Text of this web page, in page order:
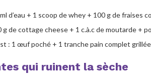
d’eau + 1 scoop de whey + 100 g de fraises
g de cottage cheese + 1 c.à.c de moutarde +
: 1 œuf poché + 1 tranche pain complet
qui ruinent la sèche